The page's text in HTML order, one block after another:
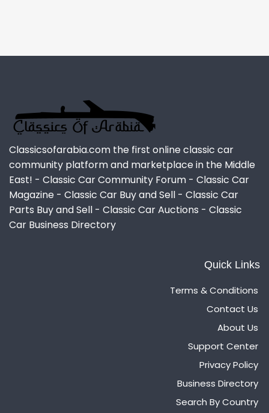
Classicsofarabia.com the first online classic car
community platform and marketplace in the Middle
East! - Classic Car Community Forum - Classic Car
Magazine - Classic Car Buy and Sell - Classic Car
Parts Buy and Sell - Classic Car Auctions - Classic
Car Business Directory
Quick Links
Terms & Conditions
Contact Us
About Us
Support Center
Privacy Policy
Business Directory
Search By Country